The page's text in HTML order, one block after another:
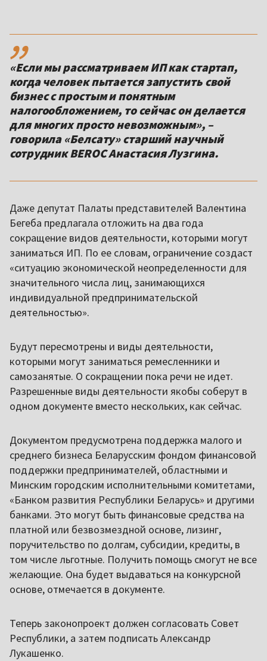
,,
«Если мы рассматриваем ИП как стартап,
когда человек пытается запустить свой
бизнес с простым и понятным
налогообложением, то сейчас он делается
для многих просто невозможным», –
говорила «Белсату» старший научный
сотрудник BEROC Анастасия Лузгина.
Даже депутат Палаты представителей Валентина
Бегеба предлагала отложить на два года
сокращение видов деятельности, которыми могут
заниматься ИП. По ее словам, ограничение создаст
«ситуацию экономической неопределенности для
значительного числа лиц, занимающихся
индивидуальной предпринимательской
деятельностью».
Будут пересмотрены и виды деятельности,
которыми могут заниматься ремесленники и
самозанятые. О сокращении пока речи не идет.
Разрешенные виды деятельности якобы соберут в
одном документе вместо нескольких, как сейчас.
Документом предусмотрена поддержка малого и
среднего бизнеса Беларусским фондом финансовой
поддержки предпринимателей, областными и
Минским городским исполнительными комитетами,
«Банком развития Республики Беларусь» и другими
банками. Это могут быть финансовые средства на
платной или безвозмездной основе, лизинг,
поручительство по долгам, субсидии, кредиты, в
том числе льготные. Получить помощь смогут не все
желающие. Она будет выдаваться на конкурсной
основе, отмечается в документе.
Теперь законопроект должен согласовать Совет
Республики, а затем подписать Александр
Лукашенко.